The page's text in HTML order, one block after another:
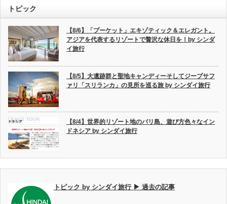
トピック
【8/6】「プーケット」エキゾティック＆エレガント。
アジアを代表するリゾートで贅沢な休日を！by シンダ
イ旅行
【8/5】大遺跡群と聖地キャンディーそしてジープサフ
ァリ「スリランカ」の見所を巡る旅 by シンダイ旅行
【8/4】世界的リゾート地のバリ島、遊び方色々なイン
ドネシア by シンダイ旅行
トピック by シンダイ旅行 ▶ 過去の記事